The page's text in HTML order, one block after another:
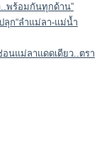
พร้อมกันทุกด้าน”
ก“ลำแม่ลา-แม่น้ำ
อนแม่ลาแดดเดียว..ตรา